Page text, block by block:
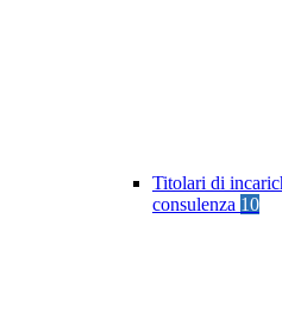
Titolari di
consulenza 10